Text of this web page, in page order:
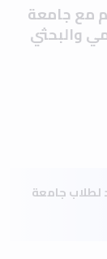
مع جامعة
والبحثي
جامعة